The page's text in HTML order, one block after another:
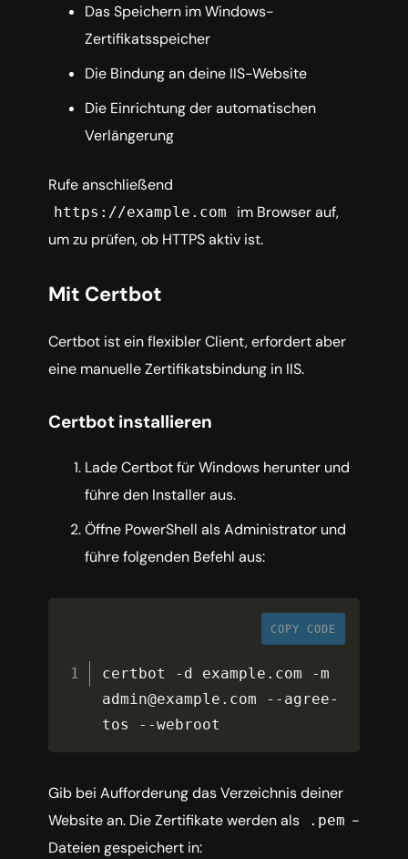
Das Speichern im Windows-
Zertifikatsspeicher
Die Bindung an deine IIS-Website
Die Einrichtung der automatischen
Verlängerung
Rufe anschließend
https://example.com
im Browser auf,
um zu prüfen, ob HTTPS aktiv ist.
Mit Certbot
Certbot ist ein flexibler Client, erfordert aber
eine manuelle Zertifikatsbindung in IIS.
Certbot installieren
Lade Certbot für Windows herunter und
führe den Installer aus.
Öffne PowerShell als Administrator und
führe folgenden Befehl aus:
COPY CODE
certbot - d example . com -m
admin@example . com -- agree-
tos --webroot
Gib bei Aufforderung das Verzeichnis deiner
Website an. Die Zertifikate werden als
.pem -
Dateien gespeichert in: